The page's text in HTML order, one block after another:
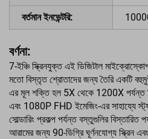
বর্তমান ইনভেন্টরি:
বর্ণনা:
7-ইঞ্চি স্ক্রিনযুক্ত এই ডিজিটাল
মতো বিস্তৃত শ্রোতাদের জন্য তৈরি একটি
এর মূল শক্তি হল 5X থেকে 1200X পর্যন্ত
এবং 1080P FHD ইমেজিং-এর সাহায্যে
সোল্ডারিং প্রকল্প পর্যন্ত বস্তুগুলির
আরামের জন্য 90-ডিগ্রি ঘূর্ণনযোগ্য স্ক্রিন